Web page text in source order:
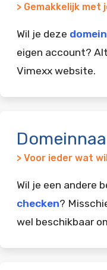
> Gemakkelijk met
Wil je deze
eigen account?
Vimexx website.
> Voor ieder wat
Wil je een andere
checken?
wel beschikbaar